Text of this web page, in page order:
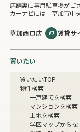
店舗裏に専用駐車場がご
カーナビには「草加市中
草加西口店 賃貸サ
買いたい
買いたいTOP
物件検索
一戸建てを検索
マンションを検索
土地を検索
学区マップから探